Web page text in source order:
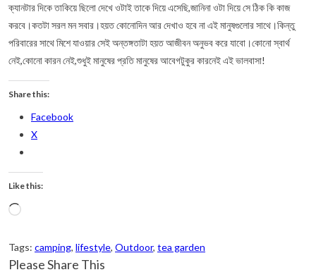
ক্যানটার দিকে তাকিয়ে ছিলো দেখে ওটাই তাকে দিয়ে এসেছি,জানিনা ওটা দিয়ে সে ঠিক কি কাজ
করবে।কতটা সরল মন সবার।হয়ত কোনোদিন আর দেখাও হবে না এই মানুষগুলোর সাথে।কিন্তু
পরিবারের সাথে মিশে যাওয়ার সেই অন্তঙ্গতাটা হয়ত আজীবন অনুভব করে যাবো।কোনো স্বার্থ
নেই,কোনো কারন নেই,শুধুই মানুষের প্রতি মানুষের আবেগটুকুর কারনেই এই ভালবাসা!
Share this:
Facebook
X
Like this:
Loading…
Tags: camping, lifestyle, Outdoor, tea garden
Please Share This